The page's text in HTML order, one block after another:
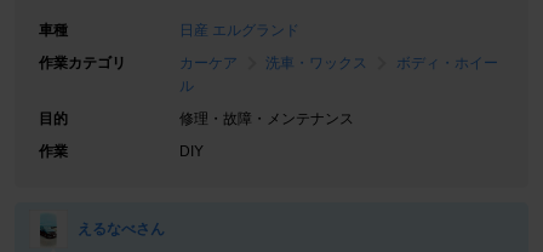
車種
日産 エルグランド
作業カテゴリ
カーケア 洗車・ワックス
ボディ・ホイー
ル
目的
修理・故障・メンテナンス
作業
DIY
えるなべさん